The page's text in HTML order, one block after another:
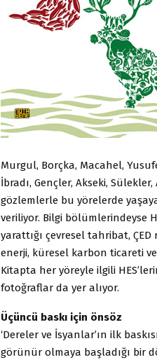
Murgul, Borçka, Macahel,
İbradı, Gençler, Akseki,
gözlemlerle bu yörelerde
veriliyor. Bilgi bölümlerindeyse
yarattığı çevresel tahribat, ÇED
enerji, küresel karbon ticareti
Kitapta her yöreyle ilgili
fotoğraflar da yer alıyor.
Üçüncü baskı için önsöz
‘Dereler ve İsyanlar’ın ilk
görünür olmaya başladığı bir